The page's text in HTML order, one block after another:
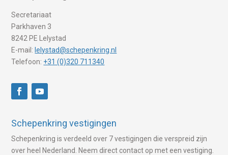
Secretariaat
Parkhaven 3
8242 PE Lelystad
E-mail: lelystad@schepenkring.nl
Telefoon: +31 (0)320 711340
Schepenkring vestigingen
Schepenkring is verdeeld over 7 vestigingen die verspreid zijn
over heel Nederland. Neem direct contact op met een vestiging.